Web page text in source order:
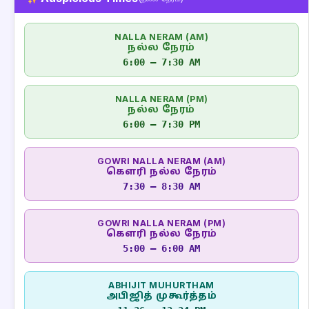
NALLA NERAM (AM)
நல்ல நேரம்
6:00 – 7:30 AM
NALLA NERAM (PM)
நல்ல நேரம்
6:00 – 7:30 PM
GOWRI NALLA NERAM (AM)
கௌரி நல்ல நேரம்
7:30 – 8:30 AM
GOWRI NALLA NERAM (PM)
கௌரி நல்ல நேரம்
5:00 – 6:00 AM
ABHIJIT MUHURTHAM
அபிஜித் முகூர்த்தம்